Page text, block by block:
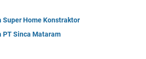
Super Home Konstraktor
PT Sinca Mataram